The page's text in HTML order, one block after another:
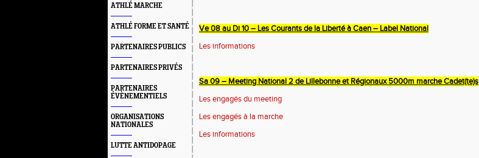
ATHLÉ MARCHE
ATHLÉ FORME ET SANTÉ
PARTENAIRES PUBLICS
PARTENAIRES PRIVÉS
PARTENAIRES
ÉVÈNEMENTIELS
ORGANISATIONS
NATIONALES
LUTTE ANTIDOPAGE
Ve 08 au Di 10 – Les Courants de la Liberté à Caen – Label National
Les informations
Sa 09 – Meeting National 2 de Lillebonne et Régionaux 5000m marche Cadet(te)s
Les engagés du meeting
Les engagés à la marche
Les informations